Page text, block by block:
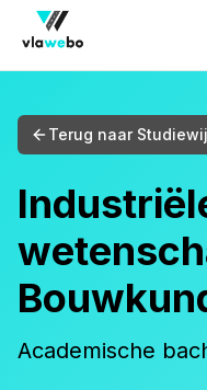
Terug naar
Academische